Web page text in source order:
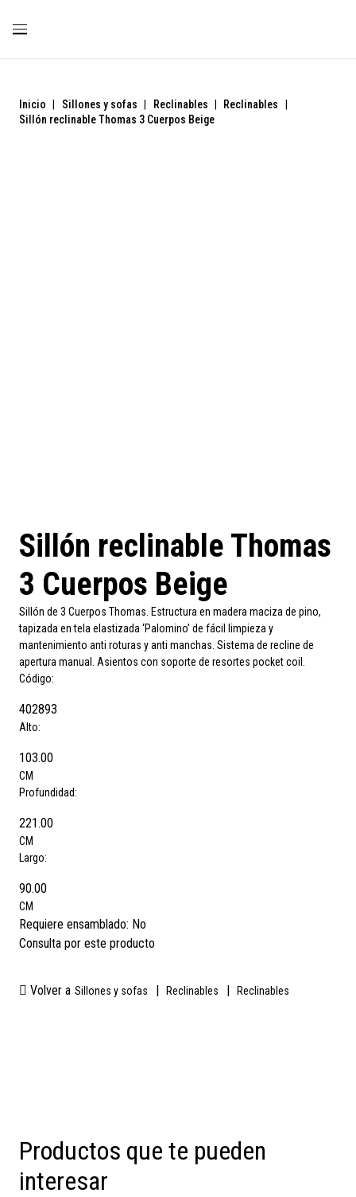
Inicio Sillones y sofas Reclinables Reclinables
Sillón reclinable Thomas 3 Cuerpos Beige
Sillón reclinable Thomas
3 Cuerpos Beige
Sillón de 3 Cuerpos Thomas. Estructura en madera maciza de pino,
tapizada en tela elastizada ‘Palomino’ de fácil limpieza y
mantenimiento anti roturas y anti manchas. Sistema de recline de
apertura manual. Asientos con soporte de resortes pocket coil.
Código:
402893
Alto:
103.00
CM
Profundidad:
221.00
CM
Largo:
90.00
CM
Requiere ensamblado: No
Consulta por este producto
Volver a Sillones y sofas Reclinables Reclinables
Productos que te pueden
interesar